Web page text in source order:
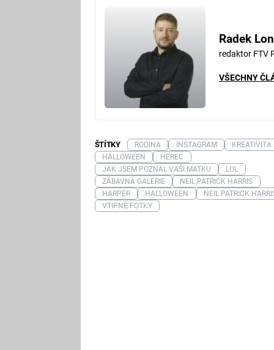
Radek
redaktor FTV
VŠECHNY
ŠTÍTKY RODINA INSTAGRAM
KREATIVITA
HALLOWEEN
HEREC
JAK JSEM POZNAL VAŠI MATKU
LOL
ZÁBAVNÁ GALERIE
NEIL PATRICK HARRIS
HARPER
HALLOWEEN
NEIL PATRICK
VTIPNÉ FOTKY